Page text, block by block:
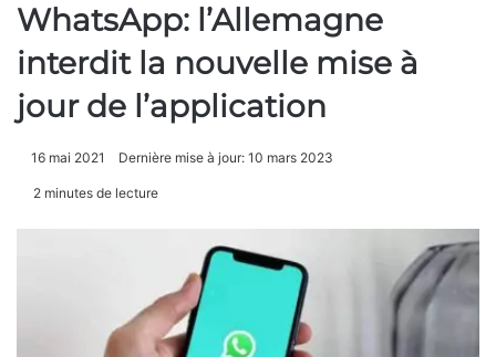
WhatsApp: l’Allemagne
interdit la nouvelle mise à
jour de l’application
16 mai 2021 Dernière mise à jour: 10 mars 2023
2 minutes de lecture